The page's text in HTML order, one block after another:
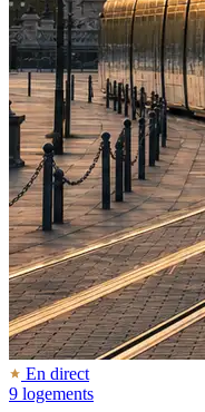
En direct
9 logements